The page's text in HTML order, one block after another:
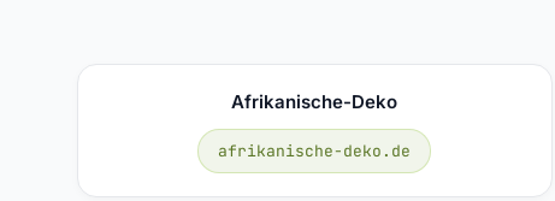
Afrikanische-Deko
afrikanische-deko.de